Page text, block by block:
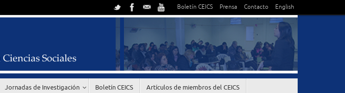
Boletín CEICS Prensa Contacto English
Jornadas de Investigación Boletín CEICS Artículos de miembros del CEICS